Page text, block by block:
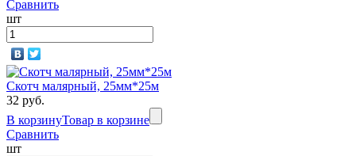
Сравнить
шт
Скотч малярный, 25мм*25м
32 руб.
В корзинуТовар в корзине
Сравнить
шт